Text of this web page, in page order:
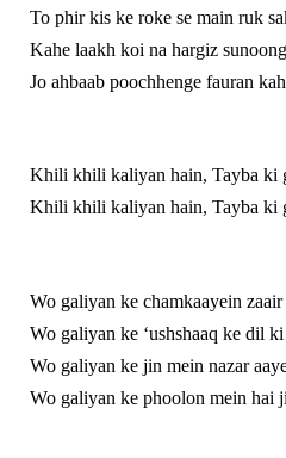
To phir kis ke roke se main ruk
Kahe laakh koi na hargiz
Jo ahbaab poochhenge fauran
Khili khili kaliyan hain, Tayba ki
Khili khili kaliyan hain, Tayba ki
Wo galiyan ke chamkaayein
Wo galiyan ke ‘ushshaaq ke dil ki
Wo galiyan ke jin mein nazar
Wo galiyan ke phoolon mein hai